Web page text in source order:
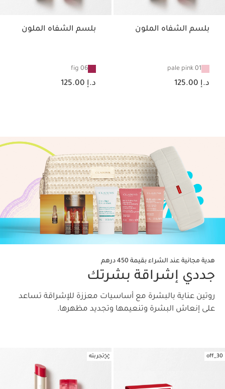
بلسم الشفاه الملون
01 pale pink
السعر الحالي هو د.إ 125.00
د.إ 125.00
بلسم الشفاه الملون
06 fig
السعر الحالي هو د.إ 125.00
د.إ 125.00
هدية مجانية عند الشراء بقيمة 450 درهم
جددي إشراقة بشرتك
روتين عناية بالبشرة مع أساسيات معززة للإشراقة تساعد
على إنعاش البشرة وتنعيمها وتجديد مظهرها.
30_off تجربته